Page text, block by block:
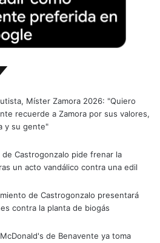
Míster Zamora 2026: "Quiero
recuerde a Zamora por sus valores,
y su gente"
de Castrogonzalo pide frenar la
un acto vandálico contra una edil
de Castrogonzalo presentará
contra la planta de biogás
de Benavente ya toma